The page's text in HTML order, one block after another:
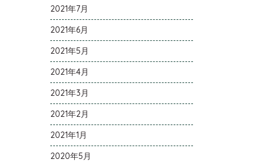
2021年7月
2021年6月
2021年5月
2021年4月
2021年3月
2021年2月
2021年1月
2020年5月